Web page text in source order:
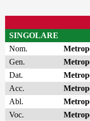
SINGOLARE
Nom.
Gen.
Dat.
Acc.
Abl.
Voc.